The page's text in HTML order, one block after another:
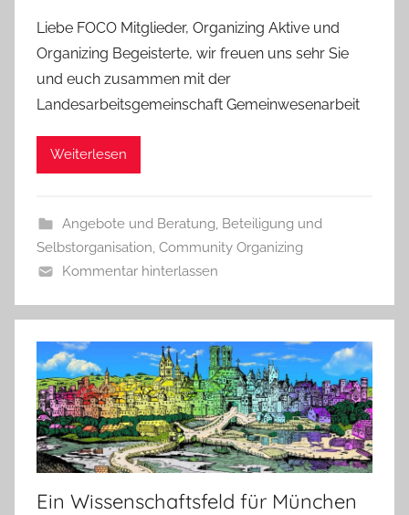
Liebe FOCO Mitglieder, Organizing Aktive und
Organizing Begeisterte, wir freuen uns sehr Sie
und euch zusammen mit der
Landesarbeitsgemeinschaft Gemeinwesenarbeit
Weiterlesen
Angebote und Beratung Beteiligung und
Selbstorganisation Community Organizing
Kommentar hinterlassen
Ein Wissenschaftsfeld für München